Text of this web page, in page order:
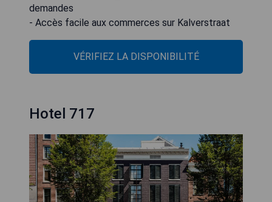
demandes
- Accès facile aux commerces sur Kalverstraat
VÉRIFIEZ LA DISPONIBILITÉ
Hotel 717